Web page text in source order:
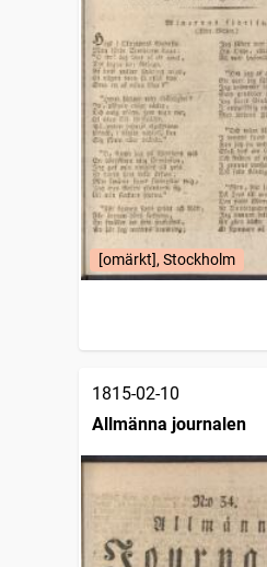
[omärkt], Stockholm
1815-02-10
Allmänna journalen